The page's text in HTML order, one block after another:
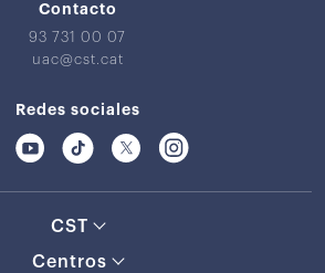
Contacto
93 731 00 07
uac@cst.cat
Redes sociales
CST
Centros